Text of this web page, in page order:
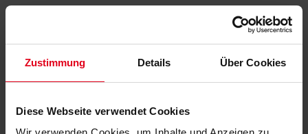
Zustimmung Details Über Cookies
Diese Webseite verwendet Cookies